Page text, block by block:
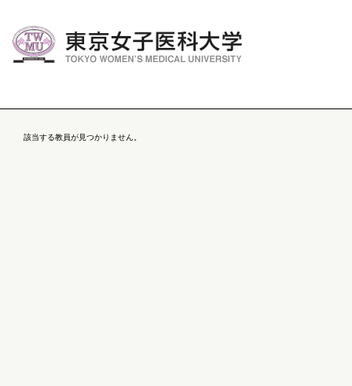
該当する教員が見つかりません。